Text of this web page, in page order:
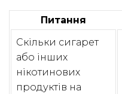
Питання
Скільки сигарет
або інших
нікотинових
продуктів на